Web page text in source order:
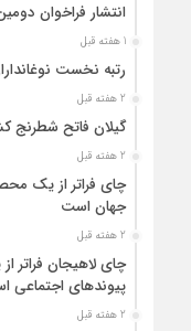
انتشار فراخوان
1 هفته قبل
رتبه نخست
2 هفته قبل
گیلان فاتح
2 هفته قبل
چای فراتر از یک
جهان است
2 هفته قبل
چای لاهیجان
پیوندهای اجتماعی
2 هفته قبل